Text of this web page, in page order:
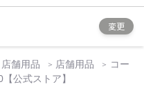
変更
舗用品 店舗用品
コー
公式ストア】